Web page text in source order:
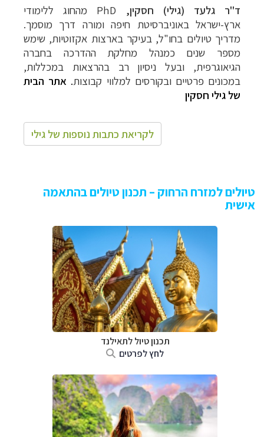
ד"ר גלעד (גילי) חסקין,
PhD מהחוג ללימודי
ארץ-ישראל באוניברסיטת חיפה ומורה דרך מוסמך.
מדריך טיולים בחו"ל, בעיקר בארצות אקזוטיות, שימש
מספר שנים כמנהל מחלקת ההדרכה בחברה
הגיאוגרפית, ובעל ניסיון רב בהרצאות במכללות,
במכונים פרטיים ובקורסים למלווי קבוצות. אתר הבית
של גילי חסקין
לקריאת כתבות נוספות של גילי
טיולים למזרח הרחוק – תכנון טיולים בהתאמה
אישית
תכנון טיול לתאילנד
לחץ לפרטים